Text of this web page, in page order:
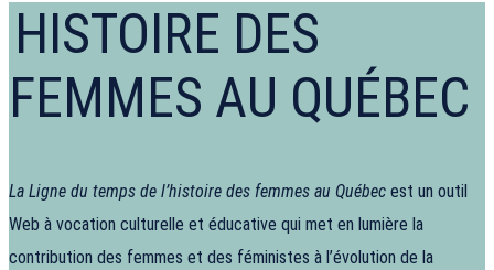
HISTOIRE DES
FEMMES AU QUÉBEC
La Ligne du temps de l’histoire des femmes au Québec est un outil
Web à vocation culturelle et éducative qui met en lumière la
contribution des femmes et des féministes à l’évolution de la